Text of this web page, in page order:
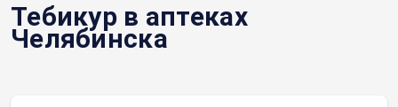
Тебикур в аптеках
Челябинска